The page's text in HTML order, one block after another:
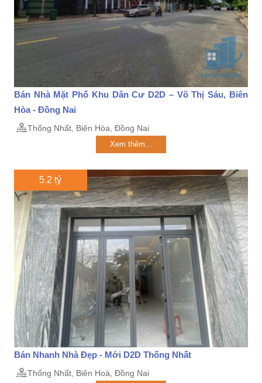
Bán Nhà Mặt Phố Khu Dân Cư D2D – Võ Thị Sáu, Biên
Hòa - Đồng Nai
Thống Nhất, Biên Hòa, Đồng Nai
Xem thêm...
5.2 tỷ
Bán Nhanh Nhà Đẹp - Mới D2D Thống Nhất
Thống Nhất, Biên Hoà, Đồng Nai